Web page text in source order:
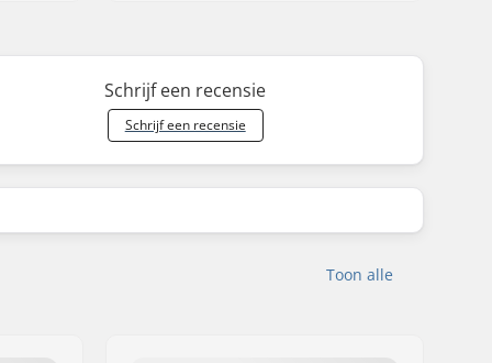
Schrijf een recensie
Schrijf een recensie
Toon alle